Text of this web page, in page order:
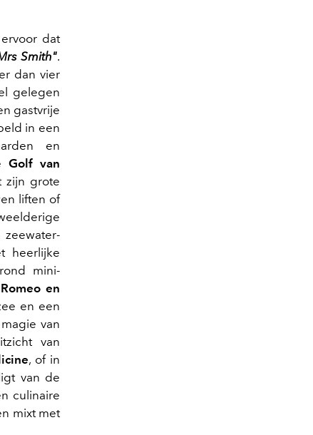
dat
Smith".
dan vier
gelegen
gastvrije
in een
en
Golf van
zijn grote
liften of
heerlijke
mini-
en
en een
van
van
, of in
van de
culinaire
mixt met